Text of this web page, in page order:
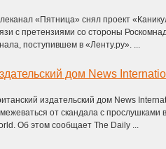
«Пятница» снял проект
с претензиями со стороны
поступившем в «Ленту.ру». ...
дом News
издательский дом News
от скандала с
Об этом сообщает The Daily ...